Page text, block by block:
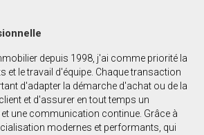
depuis 1998, j'ai comme priorité la
et le travail d'équipe. Chaque transaction
d'adapter la démarche d'achat ou de la
et d'assurer en tout temps un
une communication continue. Grâce à
modernes et performants, qui